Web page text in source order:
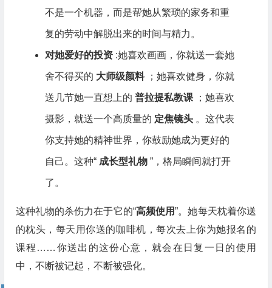
不是一个机器，而是帮她从繁琐的家务和重
复的劳动中解脱出来的时间与精力。
对她爱好的投资 :她喜欢画画，你就送一套她
舍不得买的 大师级颜料 ；她喜欢健身，你就
送几节她一直想上的 普拉提私教课 ；她喜欢
摄影，就送一个高质量的 定焦镜头 。这代表
你支持她的精神世界，你鼓励她成为更好的
自己。这种“ 成长型礼物 ”，格局瞬间就打开
了。
这种礼物的杀伤力在于它的“高频使用”。她每天枕着你送
的枕头，每天用你送的咖啡机，每次去上你为她报名的
课程……你送出的这份心意，就会在日复一日的使用
中，不断被记起，不断被强化。